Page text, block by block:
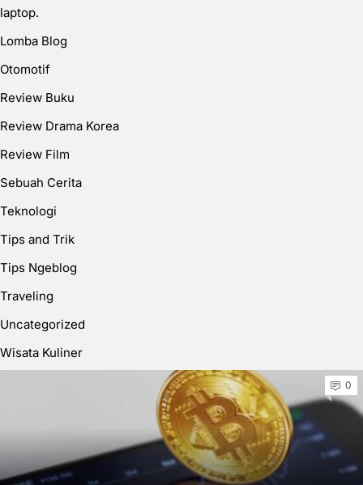
laptop.
Lomba Blog
Otomotif
Review Buku
Review Drama Korea
Review Film
Sebuah Cerita
Teknologi
Tips and Trik
Tips Ngeblog
Traveling
Uncategorized
Wisata Kuliner
0